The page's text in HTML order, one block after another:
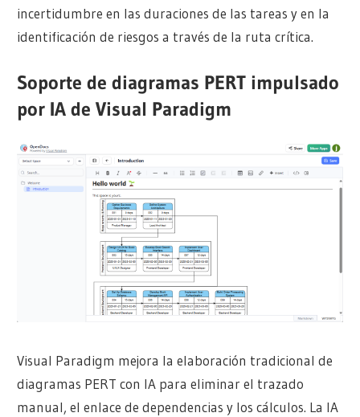
incertidumbre en las duraciones de las tareas y en la
identificación de riesgos a través de la ruta crítica.
Soporte de diagramas PERT impulsado
por IA de Visual Paradigm
Visual Paradigm mejora la elaboración tradicional de
diagramas PERT con IA para eliminar el trazado
manual, el enlace de dependencias y los cálculos. La IA